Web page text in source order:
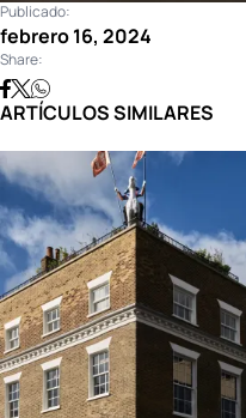
Publicado:
febrero 16, 2024
Share:
ARTÍCULOS SIMILARES